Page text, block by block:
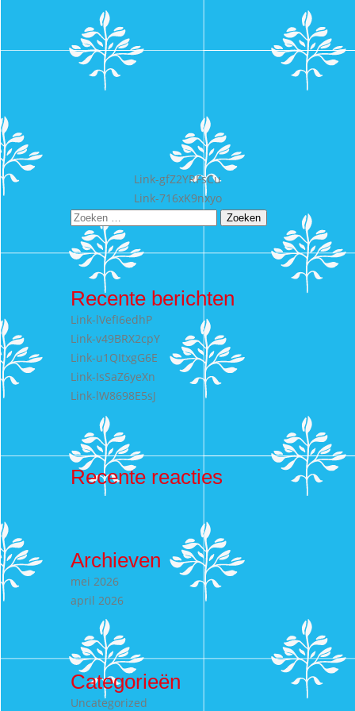
navigatie
Link-gfZ2YRFsCu
Link-716xK9nxyo
Zoeken
naar:
Recente berichten
Link-lVefI6edhP
Link-v49BRX2cpY
Link-u1QItxgG6E
Link-IsSaZ6yeXn
Link-lW8698E5sJ
Recente reacties
Archieven
mei 2026
april 2026
Categorieën
Uncategorized